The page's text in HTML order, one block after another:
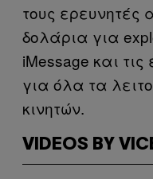
τους ερευνητές
δολάρια για
iMessage και
για όλα τα
κινητών.
VIDEOS BY